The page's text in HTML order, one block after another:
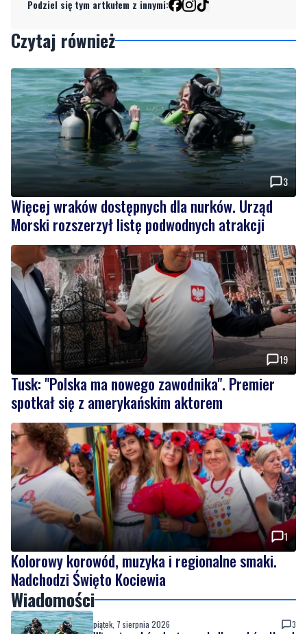
Podziel się tym artkułem z innymi:
Czytaj również
3
Więcej wraków dostępnych dla nurków. Urząd
Morski rozszerzył listę podwodnych atrakcji
19
Tusk: "Polska ma nowego zawodnika". Premier
spotkał się z amerykańskim aktorem
1
Kolorowy korowód, muzyka i regionalne smaki.
Nadchodzi Święto Kociewia
Wiadomości
piątek, 7 sierpnia 2026 3